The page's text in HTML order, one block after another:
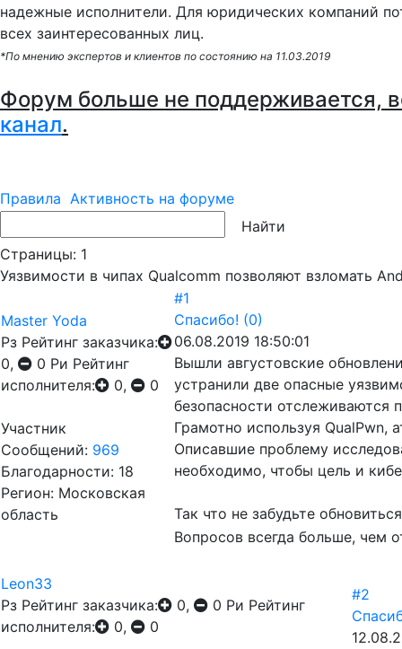
надежные исполнители. Для юридических компаний
всех заинтересованных лиц.
*По мнению экспертов и клиентов по состоянию на 11.03.2019
Форум больше не поддерживается,
канал.
Правила Активность на форуме
Страницы: 1
Уязвимости в чипах Qualcomm позволяют взломать
Master Yoda
Рз Рейтинг заказчика:
0,
0 Ри Рейтинг
исполнителя:
0, 0
Участник
Сообщений: 969
Благодарности: 18
Регион: Московская
область
#1
Спасибо! (0)
06.08.2019 18:50:01
Вышли августовские
устранили две опасные
безопасности
Грамотно используя
Описавшие проблему
необходимо, чтобы цель и
Так что не забудьте
Вопросов всегда больше, чем
Leon33
Рз Рейтинг заказчика: 0, 0 Ри Рейтинг
исполнителя:
0, 0
#2